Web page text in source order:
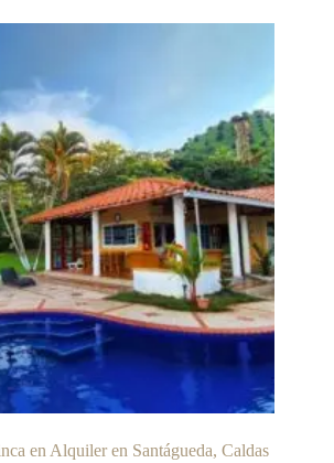
en Alquiler en Santágueda, Caldas